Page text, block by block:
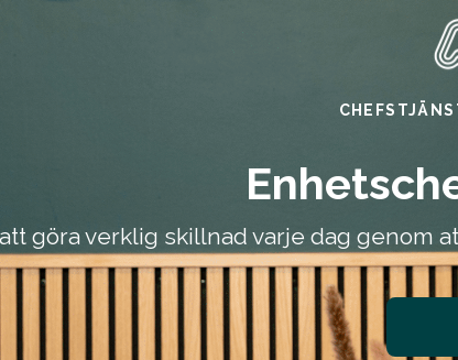
göra verklig skillnad varje dag genom